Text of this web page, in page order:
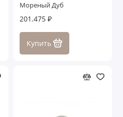
Мореный Дуб
201.475 ₽
Купить